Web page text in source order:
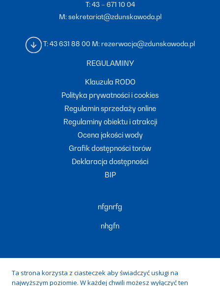
T:43 – 671 10 04
M:sekretariat@zdunskawoda.pl
T:43 631 88 00 M: rezerwacja@zdunskawoda.pl
REGULAMINY
Klauzula RODO
Polityka prywatności i cookies
Regulamin sprzedaży online
Regulaminy obiektu i atrakcji
Ocena jakości wody
Grafik dostępności torów
Deklaracja dostępności
BIP
nfgnrfg
nhgfn
Ta strona korzysta z ciasteczek aby świadczyć usługi na
najwyższym poziomie. W każdej chwili możesz wyłączyć ten